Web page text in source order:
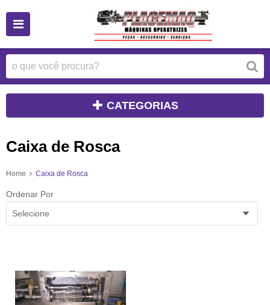
CATEGORIAS
Caixa de Rosca
Home Caixa de Rosca
Ordenar Por
Selecione